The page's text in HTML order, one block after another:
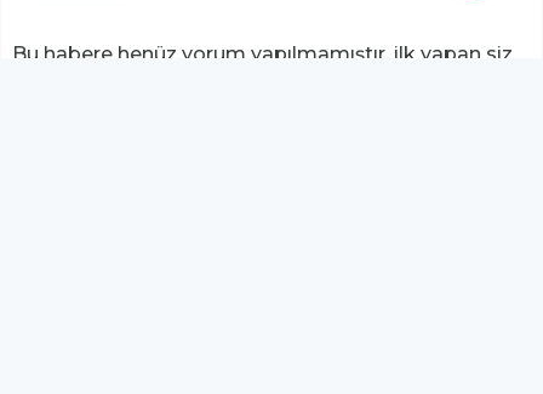
Bu habere henüz yorum yapılmamıştır, ilk yapan siz